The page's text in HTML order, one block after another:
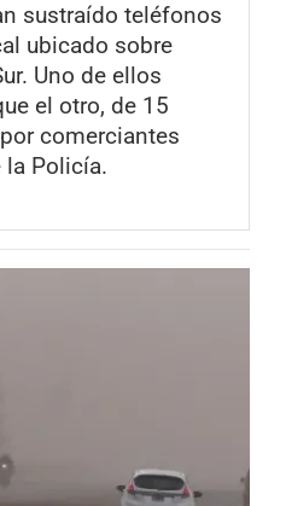
sustraído teléfonos
ubicado sobre
Uno de ellos
el otro, de 15
comerciantes
la Policía.